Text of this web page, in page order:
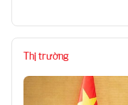
Thị trường